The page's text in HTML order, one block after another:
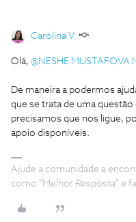
Carolina V.
Olá, @NESHE MUSTAFOVA
De maneira a podermos
que se trata de uma
precisamos que nos ligue,
apoio disponíveis.
Ajude a comunidade a
como "Melhor Resposta" e